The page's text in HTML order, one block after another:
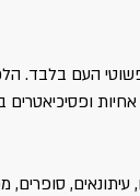
העם בלבד.
ופסיכיאטרים
עיתונאים,